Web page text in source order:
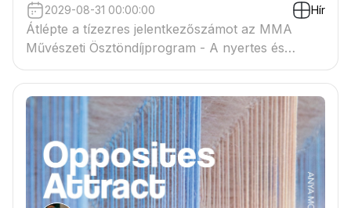
2029-08-31 00:00:00 Hír
Átlépte a tízezres jelentkezőszámot az MMA
Művészeti Ösztöndíjprogram - A nyertes és
tartaléklistás pályázók névsora megtekinthető a
csatolmányban